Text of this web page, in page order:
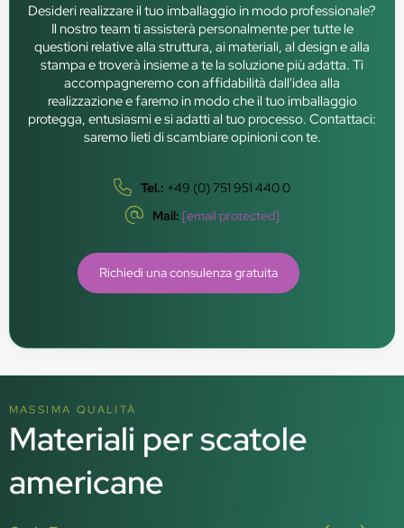
Desideri realizzare il tuo imballaggio in modo professionale?
Il nostro team ti assisterà personalmente per tutte le
questioni relative alla struttura, ai materiali, al design e alla
stampa e troverà insieme a te la soluzione più adatta. Ti
accompagneremo con affidabilità dall'idea alla
realizzazione e faremo in modo che il tuo imballaggio
protegga, entusiasmi e si adatti al tuo processo. Contattaci:
saremo lieti di scambiare opinioni con te.
Tel.: +49 (0) 751 951 440 0
Mail: [email protected]
Richiedi una consulenza gratuita
MASSIMA QUALITÀ
Materiali per scatole
americane